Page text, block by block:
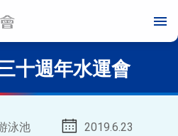
menu
十週年水運會
泳池 2019.6.23